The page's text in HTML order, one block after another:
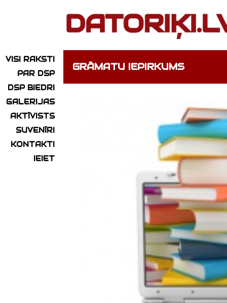
VISI RAKSTI
PAR DSP
DSP BIEDRI
GALERIJAS
AKTĪVISTS
SUVENĪRI
KONTAKTI
IEIET
GRĀMATU IEPIRKUMS